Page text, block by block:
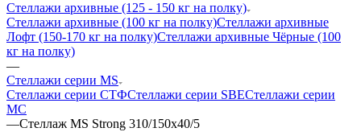
Стеллажи архивные (125 - 150 кг на полку)
Стеллажи архивные (100 кг на полку)Стеллажи архивные
Лофт (150-170 кг на полку)Стеллажи архивные Чёрные (100
кг на полку)
—
Стеллажи серии MS
Стеллажи серии СТФСтеллажи серии SBEСтеллажи серии
МС
—Стеллаж MS Strong 310/150х40/5